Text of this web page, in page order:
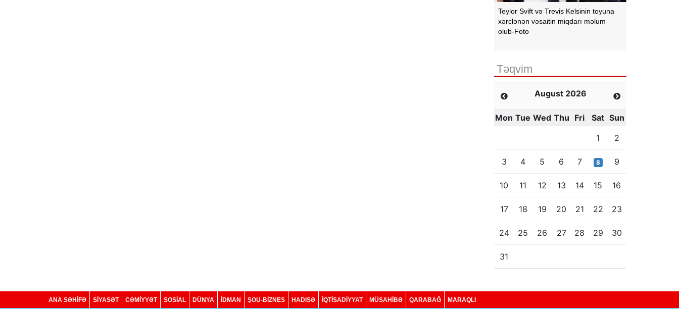
Teylor Svift və Trevis Kelsinin toyuna
xərclənən vəsaitin miqdarı məlum
olub-Foto
Təqvim
August 2026
Mon Tue Wed Thu Fri Sat Sun
1
2
3 4 5 6 7 8 9
10 11 12 13 14 15 16
17 18 19 20 21 22 23
24 25 26 27 28 29 30
31
ANA SƏHİFƏ SİYASƏT CƏMİYYƏT SOSIAL DÜNYA İDMAN ŞOU-BİZNES HADISƏ İQTISADIYYAT MÜSAHİBƏ QARABAĞ MARAQLI